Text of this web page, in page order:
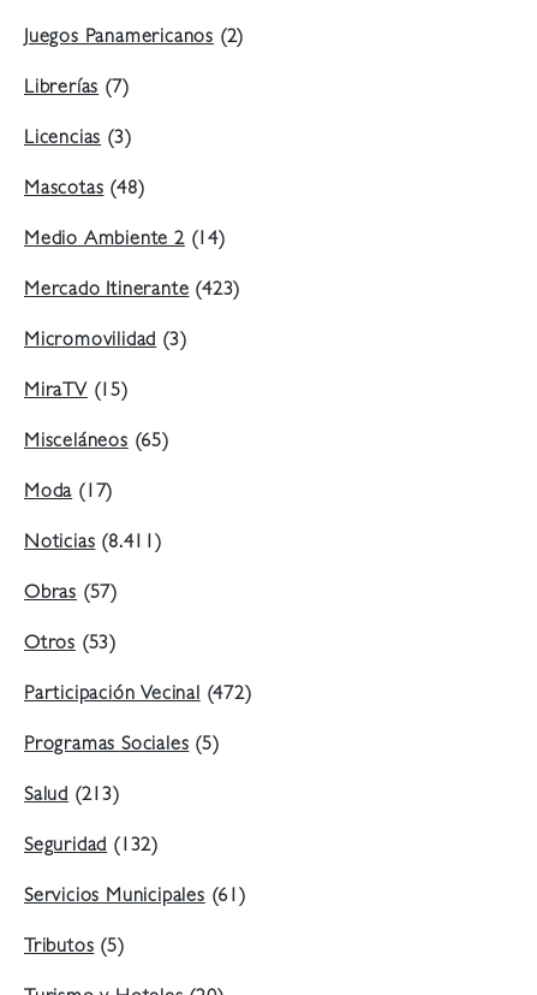
Juegos Panamericanos (2)
Librerías(7)
Licencias(3)
Mascotas(48)
Medio Ambiente 2(14)
Mercado Itinerante(423)
Micromovilidad(3)
MiraTV(15)
Misceláneos(65)
Moda(17)
Noticias(8.411)
Obras (57)
Otros (53)
Participación Vecinal(472)
Programas Sociales(5)
Salud (213)
Seguridad(132)
Servicios Municipales(61)
Tributos(5)